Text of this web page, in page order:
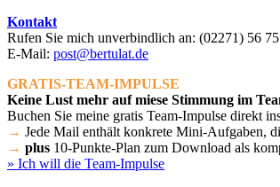
Kontakt
Rufen Sie mich unverbindlich an: (02271) 56
E-Mail: post@bertulat.de
GRATIS-TEAM-IMPULSE
Keine Lust mehr auf miese Stimmung im
Buchen Sie meine gratis Team-Impulse direkt
→ Jede Mail enthält konkrete Mini-Aufgaben,
→ plus 10-Punkte-Plan zum Download als
» Ich will die Team-Impulse